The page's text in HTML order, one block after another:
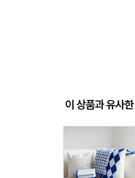
이 상품과 유사한